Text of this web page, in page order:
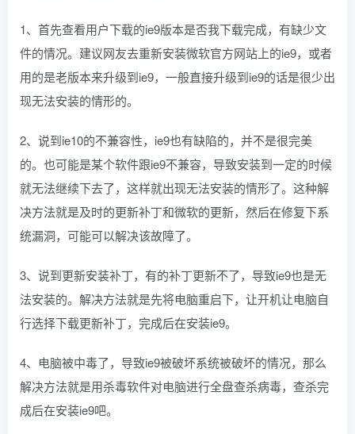
1、首先查看用户下载的ie9版本是否我下载完成，有缺少文
件的情况。建议网友去重新安装微软官方网站上的ie9，或者
用的是老版本来升级到ie9，一般直接升级到ie9的话是很少出
现无法安装的情形的。
2、说到ie10的不兼容性，ie9也有缺陷的，并不是很完美
的。也可能是某个软件跟ie9不兼容，导致安装到一定的时候
就无法继续下去了，这样就出现无法安装的情形了。这种解
决方法就是及时的更新补丁和微软的更新，然后在修复下系
统漏洞，可能可以解决该故障了。
3、说到更新安装补丁，有的补丁更新不了，导致ie9也是无
法安装的。解决方法就是先将电脑重启下，让开机让电脑自
行选择下载更新补丁，完成后在安装ie9。
4、电脑被中毒了，导致ie9被破坏系统被破坏的情况，那么
解决方法就是用杀毒软件对电脑进行全盘查杀病毒，查杀完
成后在安装ie9吧。